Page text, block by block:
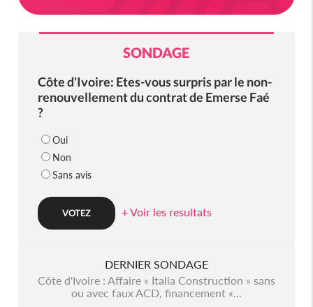
SONDAGE
Côte d'Ivoire: Etes-vous surpris par le non-
renouvellement du contrat de Emerse Faé
?
Oui
Non
Sans avis
+ Voir les resultats
DERNIER SONDAGE
Côte d'Ivoire : Affaire « Italia Construction » sans
ou avec faux ACD, financement «...